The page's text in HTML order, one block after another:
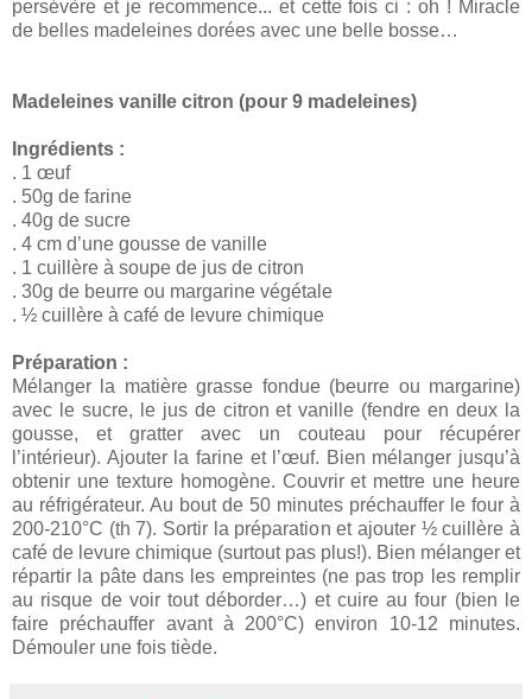
persévère et je recommence... et cette fois ci : oh ! Miracle
de belles madeleines dorées avec une belle bosse…
Madeleines vanille citron (pour 9 madeleines)
Ingrédients :
. 1 œuf
. 50g de farine
. 40g de sucre
. 4 cm d’une gousse de vanille
. 1 cuillère à soupe de jus de citron
. 30g de beurre ou margarine végétale
. ½ cuillère à café de levure chimique
Préparation :
Mélanger la matière grasse fondue (beurre ou margarine)
avec le sucre, le jus de citron et vanille (fendre en deux la
gousse, et gratter avec un couteau pour récupérer
l’intérieur). Ajouter la farine et l’œuf. Bien mélanger jusqu’à
obtenir une texture homogène. Couvrir et mettre une heure
au réfrigérateur. Au bout de 50 minutes préchauffer le four à
200-210°C (th 7). Sortir la préparation et ajouter ½ cuillère à
café de levure chimique (surtout pas plus!). Bien mélanger et
répartir la pâte dans les empreintes (ne pas trop les remplir
au risque de voir tout déborder…) et cuire au four (bien le
faire préchauffer avant à 200°C) environ 10-12 minutes.
Démouler une fois tiède.